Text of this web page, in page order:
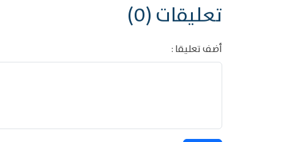
تعليقات (0)
أضف تعليقا :